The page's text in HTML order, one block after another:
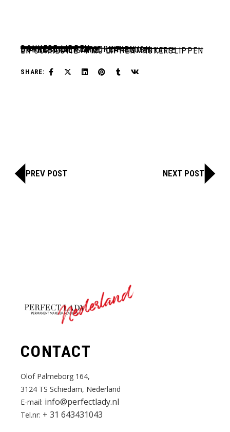
DONKERE LIPPEN
DONKERE LIPPEN OORZAKEN
HYPERPIGMENTATIE LIP BLUSH
LIP NEUTRALISATIE LIP PIGMENTATIE
LIPCORRECTIE PMU LIPPEN ROKERSLIPPEN
SHARE:
PREV POST NEXT POST
Nederland
CONTACT
Olof Palmeborg 164,
3124 TS Schiedam, Nederland
E-mail: info@perfectlady.nl
Tel.nr: + 31 643431043